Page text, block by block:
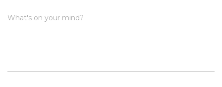
What's on your mind?